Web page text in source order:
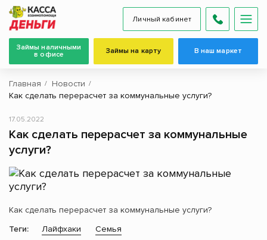
Личный кабинет
Займы наличными
в офисе
Займы на карту В наш маркет
Главная
Новости
Как сделать перерасчет за коммунальные услуги?
Как сделать перерасчет за коммунальные
услуги?
17.05.2022
Как сделать перерасчет за коммунальные услуги?
Теги:
Лайфхаки Семья